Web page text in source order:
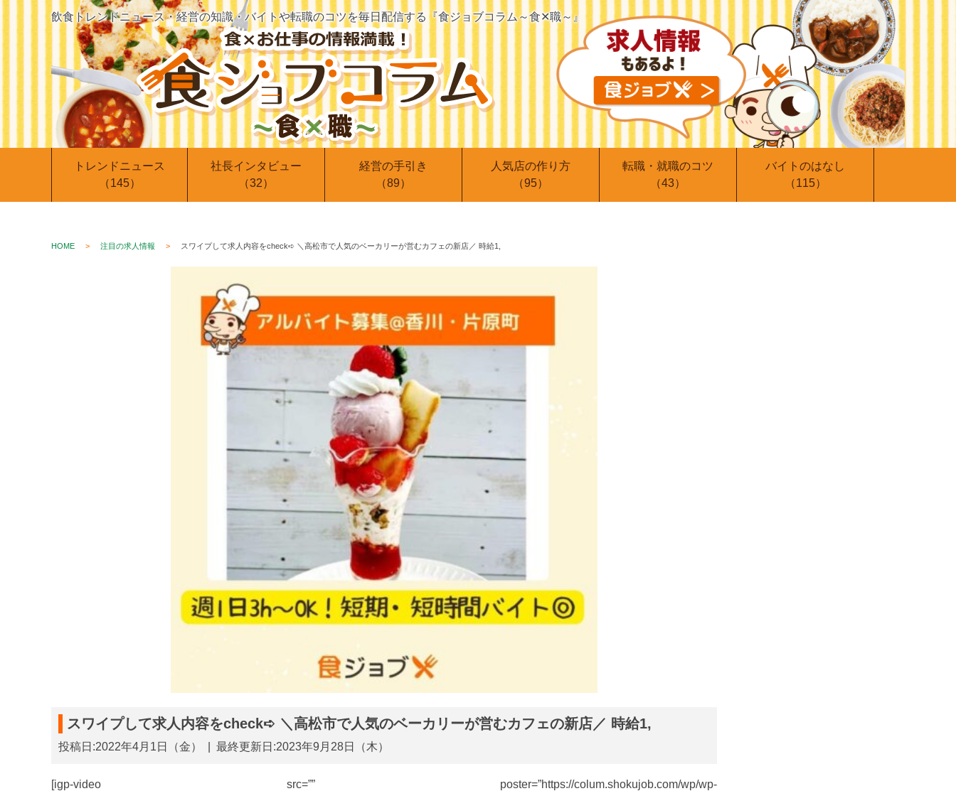
飲食トレンドニュース・経営の知識・バイトや転職のコツを毎日配信する『食ジョブコラム～食✕職～』
トレンドニュース
（145）
社長インタビュー
（32）
経営の手引き
（89）
人気店の作り方
（95）
転職・就職のコツ
（43）
バイトのはなし
（115）
HOME 注目の求人情報 スワイプして求人内容をcheck➪ ＼高松市で人気のベーカリーが営むカフェの新店／ 時給1,
スワイプして求人内容をcheck➪ ＼高松市で人気のベーカリーが営むカフェの新店／ 時給1,
投稿日:2022年4月1日（金） 最終更新日:2023年9月28日（木）
[igp-video src=”” poster=”https://colum.shokujob.com/wp/wp-